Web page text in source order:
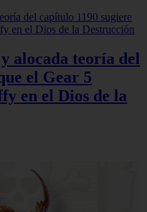
alocada teoría del
el Gear 5
en el Dios de la